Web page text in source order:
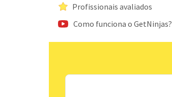
Profissionais avaliados
Como funciona o GetNinjas?